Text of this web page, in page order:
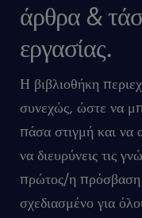
άρθρα &
εργασίας.
Η βιβλιοθήκη
συνεχώς, ώστε να
πάσα στιγμή και να
να διευρύνεις τις
πρώτος/η πρόσβαση
σχεδιασμένο για